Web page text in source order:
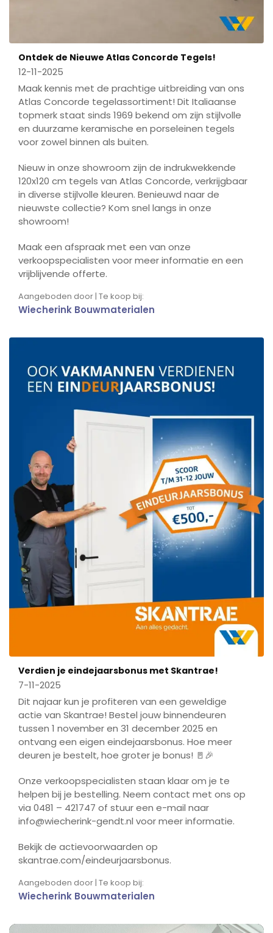
Ontdek de Nieuwe Atlas Concorde Tegels!
12-11-2025
Maak kennis met de prachtige uitbreiding van ons
Atlas Concorde tegelassortiment! Dit Italiaanse
topmerk staat sinds 1969 bekend om zijn stijlvolle
en duurzame keramische en porseleinen tegels
voor zowel binnen als buiten.
Nieuw in onze showroom zijn de indrukwekkende
120x120 cm tegels van Atlas Concorde, verkrijgbaar
in diverse stijlvolle kleuren. Benieuwd naar de
nieuwste collectie? Kom snel langs in onze
showroom!
Maak een afspraak met een van onze
verkoopspecialisten voor meer informatie en een
vrijblijvende offerte.
Aangeboden door | Te koop bij:
Wiecherink Bouwmaterialen
Verdien je eindejaarsbonus met Skantrae!
7-11-2025
Dit najaar kun je profiteren van een geweldige
actie van Skantrae! Bestel jouw binnendeuren
tussen 1 november en 31 december 2025 en
ontvang een eigen eindejaarsbonus. Hoe meer
deuren je bestelt, hoe groter je bonus! 🚪🎉
Onze verkoopspecialisten staan klaar om je te
helpen bij je bestelling. Neem contact met ons op
via 0481 – 421747 of stuur een e-mail naar
info@wiecherink-gendt.nl voor meer informatie.
Bekijk de actievoorwaarden op
skantrae.com/eindeurjaarsbonus.
Aangeboden door | Te koop bij:
Wiecherink Bouwmaterialen